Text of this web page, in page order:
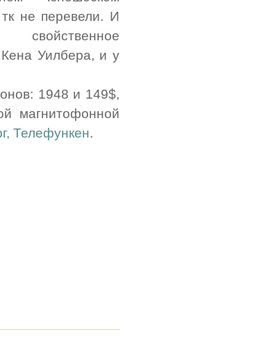
не перевели. И
Уилбера, и у
1948 и 149$,
магнитофонной
Телефункен.